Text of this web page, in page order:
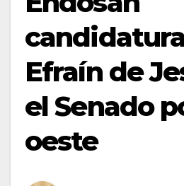
Efraín de
el Senado
oeste